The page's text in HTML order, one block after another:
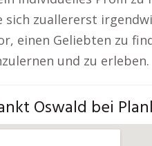
zuallererst
einen Geliebten zu
und zu erleben.
Oswald bei